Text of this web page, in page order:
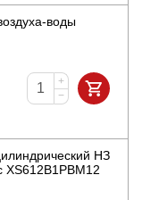
воды
+
−
НЗ
XS612B1PBM12